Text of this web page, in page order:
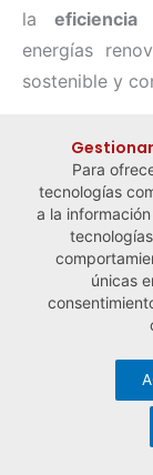
la eficiencia
energías
sostenible y
← Noticia
© Observatorio
Para
tecnologías
a la
únicas